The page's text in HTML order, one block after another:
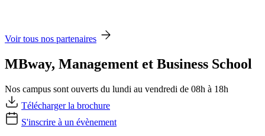
Voir tous nos partenaires
MBway, Management et Business School
Nos campus sont ouverts du lundi au vendredi de 08h à 18h
Télécharger la brochure
S'inscrire à un évènement